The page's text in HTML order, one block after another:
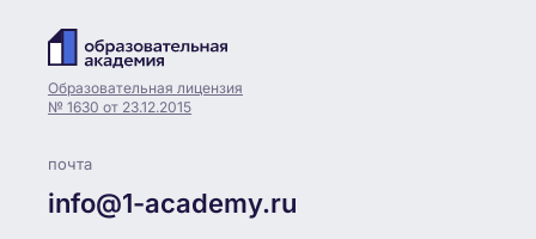
Образовательная лицензия
№ 1630 от 23.12.2015
почта
info@1-academy.ru